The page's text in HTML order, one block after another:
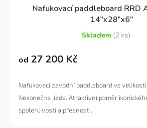
Nafukovací paddleboard RRD
14"x28"x6"
z
5
Skladem (2 ks)
od 27 200 Kč
Nafukovací zavodní paddleboard ve velikosti
Nekonečna jízda. Atraktivní poměr
spolehlivostí a přesnosti.